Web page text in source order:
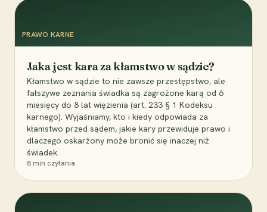
PRAWO KARNE
Jaka jest kara za kłamstwo w sądzie?
Kłamstwo w sądzie to nie zawsze przestępstwo, ale
fałszywe zeznania świadka są zagrożone karą od 6
miesięcy do 8 lat więzienia (art. 233 § 1 Kodeksu
karnego). Wyjaśniamy, kto i kiedy odpowiada za
kłamstwo przed sądem, jakie kary przewiduje prawo i
dlaczego oskarżony może bronić się inaczej niż
świadek.
8 min czytania